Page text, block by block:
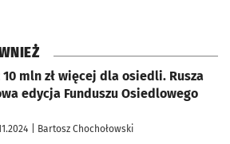
10 mln zł więcej dla osiedli. Rusza
edycja Funduszu Osiedlowego
| Bartosz Chochołowski